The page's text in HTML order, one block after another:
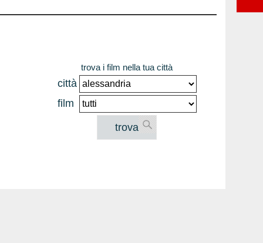
trova i film nella tua città
città
film
trova